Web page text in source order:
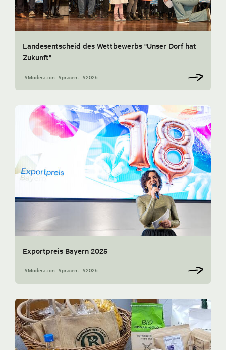
Landesentscheid des Wettbewerbs "Unser Dorf hat
Zukunft"
#Moderation #präsent #2025
Exportpreis Bayern 2025
#Moderation #präsent #2025